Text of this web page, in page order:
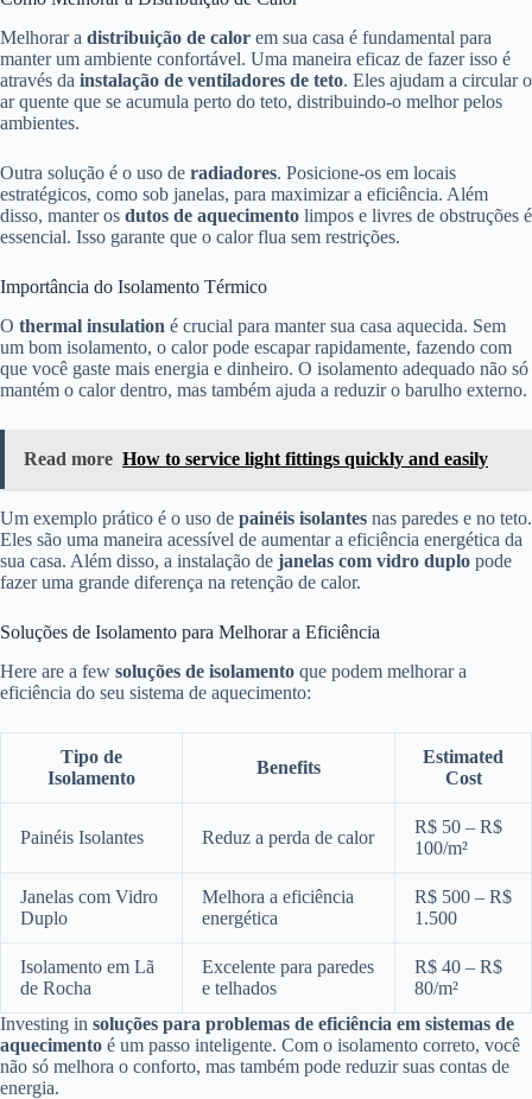
Melhorar a distribuição de calor em sua casa é fundamental para
manter um ambiente confortável. Uma maneira eficaz de fazer isso é
através da instalação de ventiladores de teto. Eles ajudam a circular o
ar quente que se acumula perto do teto, distribuindo-o melhor pelos
ambientes.
Outra solução é o uso de radiadores. Posicione-os em locais
estratégicos, como sob janelas, para maximizar a eficiência. Além
disso, manter os dutos de aquecimento limpos e livres de obstruções é
essencial. Isso garante que o calor flua sem restrições.
Importância do Isolamento Térmico
O thermal insulation é crucial para manter sua casa aquecida. Sem
um bom isolamento, o calor pode escapar rapidamente, fazendo com
que você gaste mais energia e dinheiro. O isolamento adequado não só
mantém o calor dentro, mas também ajuda a reduzir o barulho externo.
Read more How to service light fittings quickly and easily
Um exemplo prático é o uso de painéis isolantes nas paredes e no teto.
Eles são uma maneira acessível de aumentar a eficiência energética da
sua casa. Além disso, a instalação de janelas com vidro duplo pode
fazer uma grande diferença na retenção de calor.
Soluções de Isolamento para Melhorar a Eficiência
Here are a few soluções de isolamento que podem melhorar a
eficiência do seu sistema de aquecimento:
Tipo de
Isolamento
Benefits
Estimated
Cost
Painéis Isolantes Reduz a perda de calor
R$ 50 – R$
100/m²
Janelas com Vidro
Duplo
Melhora a eficiência
energética
R$ 500 – R$
1.500
Isolamento em Lã
de Rocha
Excelente para paredes
e telhados
R$ 40 – R$
80/m²
Investing in soluções para problemas de eficiência em sistemas de
aquecimento é um passo inteligente. Com o isolamento correto, você
não só melhora o conforto, mas também pode reduzir suas contas de
energia.